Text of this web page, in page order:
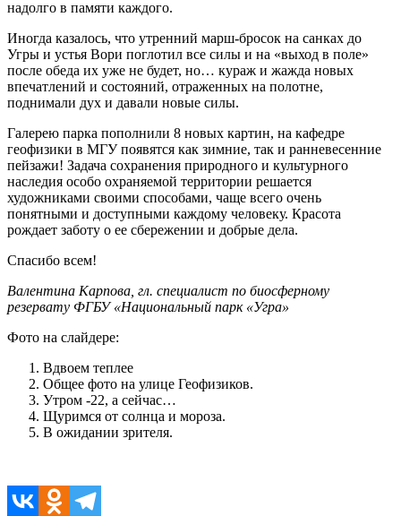
надолго в памяти каждого.
Иногда казалось, что утренний марш-бросок на санках до
Угры и устья Вори поглотил все силы и на «выход в поле»
после обеда их уже не будет, но… кураж и жажда новых
впечатлений и состояний, отраженных на полотне,
поднимали дух и давали новые силы.
Галерею парка пополнили 8 новых картин, на кафедре
геофизики в МГУ появятся как зимние, так и ранневесенние
пейзажи! Задача сохранения природного и культурного
наследия особо охраняемой территории решается
художниками своими способами, чаще всего очень
понятными и доступными каждому человеку. Красота
рождает заботу о ее сбережении и добрые дела.
Спасибо всем!
Валентина Карпова, гл. специалист по биосферному
резервату ФГБУ «Национальный парк «Угра»
Фото на слайдере:
Вдвоем теплее
Общее фото на улице Геофизиков.
Утром -22, а сейчас…
Щуримся от солнца и мороза.
В ожидании зрителя.